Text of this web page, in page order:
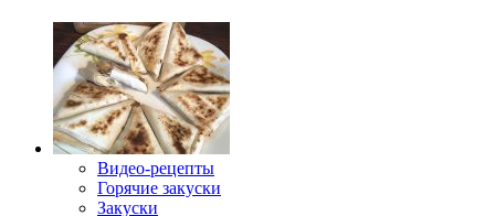
Видео-рецепты
Горячие закуски
Закуски